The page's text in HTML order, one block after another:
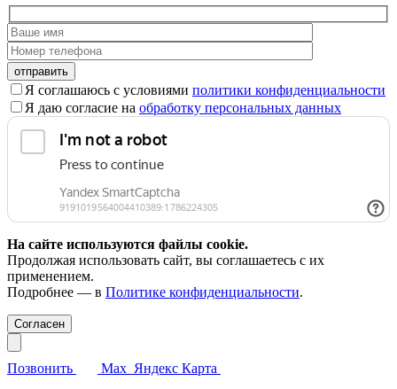
Оставьте
это
поле
пустым.
Я соглашаюсь с условиями политики конфиденциальности
Я даю согласие на обработку персональных данных
На сайте используются файлы cookie.
Продолжая использовать сайт, вы соглашаетесь с их
применением.
Подробнее — в Политике конфиденциальности.
Согласен
Позвонить Max Яндекс Карта